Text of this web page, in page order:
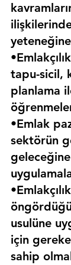
tapu-sicil,
planlama
•Emlak
sektörün
usulüne
için
sahip